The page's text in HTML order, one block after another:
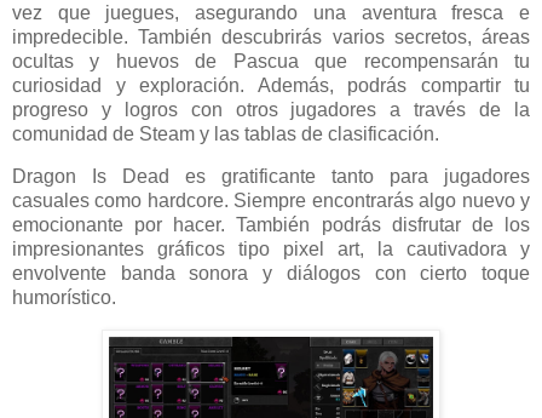
vez que juegues, asegurando una aventura fresca e
impredecible. También descubrirás varios secretos, áreas
ocultas y huevos de Pascua que recompensarán tu
curiosidad y exploración. Además, podrás compartir tu
progreso y logros con otros jugadores a través de la
comunidad de Steam y las tablas de clasificación.
Dragon Is Dead es gratificante tanto para jugadores
casuales como hardcore. Siempre encontrarás algo nuevo y
emocionante por hacer. También podrás disfrutar de los
impresionantes gráficos tipo pixel art, la cautivadora y
envolvente banda sonora y diálogos con cierto toque
humorístico.